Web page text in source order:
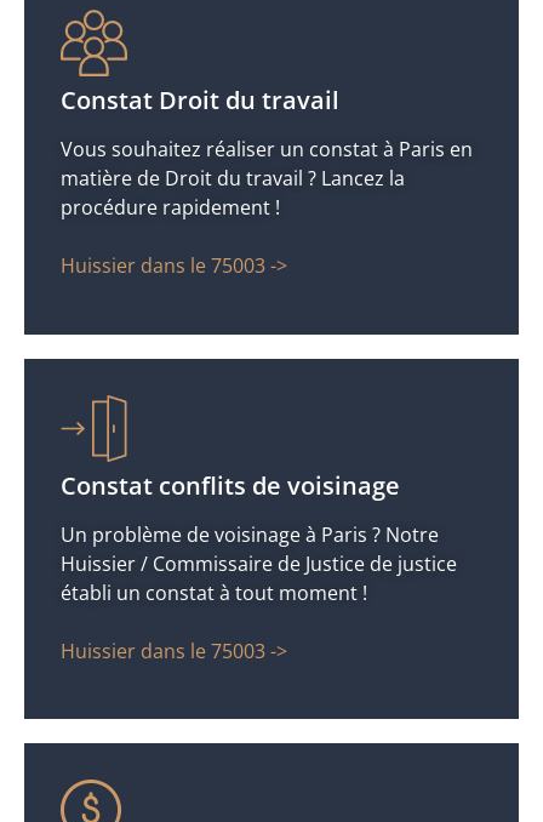
Constat Droit du travail
Vous souhaitez réaliser un constat à Paris en
matière de Droit du travail ? Lancez la
procédure rapidement !
Huissier dans le 75003 ->
Constat conflits de voisinage
Un problème de voisinage à Paris ? Notre
Huissier / Commissaire de Justice de justice
établi un constat à tout moment !
Huissier dans le 75003 ->